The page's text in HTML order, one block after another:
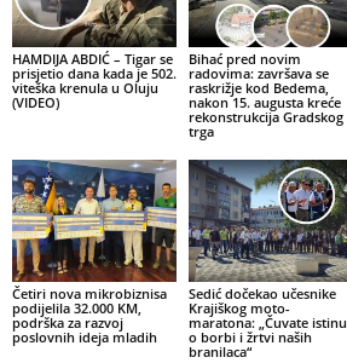
HAMDIJA ABDIĆ – Tigar se
prisjetio dana kada je 502.
viteška krenula u Oluju
(VIDEO)
Bihać pred novim
radovima: završava se
raskrižje kod Bedema,
nakon 15. augusta kreće
rekonstrukcija Gradskog
trga
Četiri nova mikrobiznisa
podijelila 32.000 KM,
podrška za razvoj
poslovnih ideja mladih
Sedić dočekao učesnike
Krajiškog moto-
maratona: „Čuvate istinu
o borbi i žrtvi naših
branilaca“